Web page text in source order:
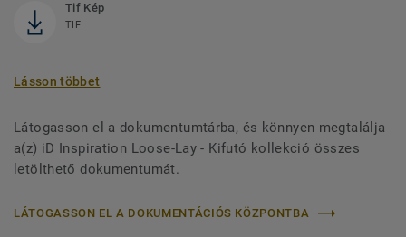
Tif Kép
TIF
Lásson többet
Látogasson el a dokumentumtárba, és könnyen megtalálja
a(z) iD Inspiration Loose-Lay - Kifutó kollekció összes
letölthető dokumentumát.
LÁTOGASSON EL A DOKUMENTÁCIÓS KÖZPONTBA